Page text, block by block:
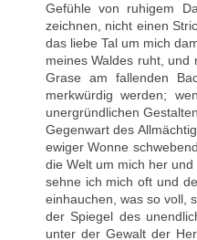
Gefühle von ruhigem
zeichnen, nicht einen
das liebe Tal um mich
meines Waldes ruht,
Grase am fallenden
merkwürdig werden;
unergründlichen
Gegenwart des
ewiger Wonne
die Welt um mich her
sehne ich mich oft und
einhauchen, was so voll,
der Spiegel des
unter der Gewalt der